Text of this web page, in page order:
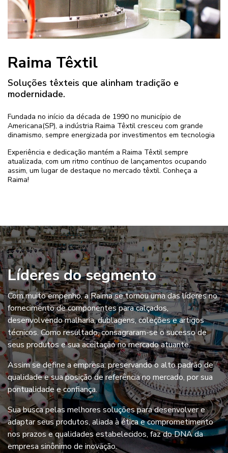
Raima Têxtil
Soluções têxteis que alinham tradição e
modernidade.
Fundada no início da década de 1990 no município de
Americana(SP), a indústria Raima Têxtil cresceu com grande
dinamismo, sempre energizada por investimentos em tecnologia
Experiência e dedicação mantém a Raima Têxtil sempre
atualizada, com um ritmo contínuo de lançamentos ocupando
assim, um lugar de destaque no mercado têxtil. Conheça a
Raima!
Líderes do segmento
Com muito empenho, a Raima se tornou uma das líderes no
fornecimento de componentes para calçados,
desenvolvendo malharia, dublagens, coleções e artigos
técnicos. Como resultado, consagraram-se o sucesso de
seus produtos e sua aceitação no mercado atuante.
Assim se define a empresa: preservando o alto padrão de
qualidade e sua posição de referência no mercado, por sua
pontualidade e confiança.
Sua busca pelas melhores soluções para desenvolver e
adaptar seus produtos, aliada à ética e comprometimento
nos prazos e qualidades estabelecidos, faz do DNA da
empresa sinônimo de inovação.